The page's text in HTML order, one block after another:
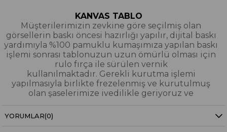
KANVAS TABLO
Müşterilerimizin zevkine göre seçilmiş olan
görsellerin baskı öncesi hazırlığı yapılır, dijital baskı
yardımıyla %100 pamuklu kumaşımıza yapılan baskı
işlemi sonrası tablonuzun uzun ömürlü olması için
rulo fırça ile sürülen vernik
kullanılmaktadır. Gerekli kurutma işlemi
yapılmasıyla birlikte frezelenmiş ve kurutulmuş
olan şaselerimize ivedilikle geriyoruz ve
paketleyerek tarafınıza gönderiyoruz.
YORUMLAR(0)